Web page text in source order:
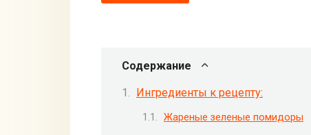
Содержание
Ингредиенты к рецепту:
Жареные зеленые помидоры